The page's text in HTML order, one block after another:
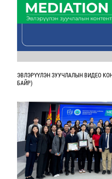
ЭВЛЭРҮҮЛЭН ЗУУЧЛАЛЫН ВИДЕО
БАЙР)